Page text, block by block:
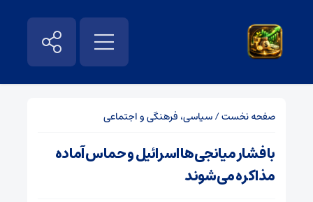
صفحه نخست/سیاسی، فرهنگی و اجتماعی
با فشار میانجی‌ها اسرائیل و حماس آماده
مذاکره می‌شوند